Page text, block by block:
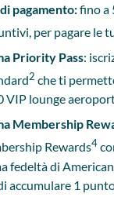
pagamento:fino a
per pagare le
Priority Pass:
2 che ti
VIP lounge
Membership
Rewards4
fedeltà di
accumulare 1